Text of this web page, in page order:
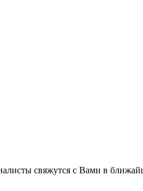
свяжутся с Вами в